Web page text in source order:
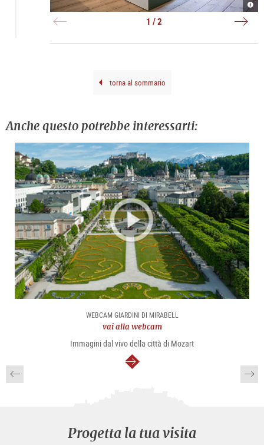
1 / 2
torna al sommario
Anche questo potrebbe interessarti:
WEBCAM GIARDINI DI MIRABELL
vai alla webcam
Immagini dal vivo della città di Mozart
segue
Progetta la tua visita